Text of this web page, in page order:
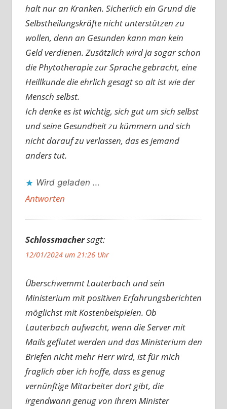
halt nur an Kranken. Sicherlich ein Grund die
Selbstheilungskräfte nicht unterstützen zu
wollen, denn an Gesunden kann man kein
Geld verdienen. Zusätzlich wird ja sogar schon
die Phytotherapie zur Sprache gebracht, eine
Heillkunde die ehrlich gesagt so alt ist wie der
Mensch selbst.
Ich denke es ist wichtig, sich gut um sich selbst
und seine Gesundheit zu kümmern und sich
nicht darauf zu verlassen, das es jemand
anders tut.
Wird geladen …
Antworten
Schlossmachersagt:
12/01/2024 um 21:26 Uhr
Überschwemmt Lauterbach und sein
Ministerium mit positiven Erfahrungsberichten
möglichst mit Kostenbeispielen. Ob
Lauterbach aufwacht, wenn die Server mit
Mails geflutet werden und das Ministerium den
Briefen nicht mehr Herr wird, ist für mich
fraglich aber ich hoffe, dass es genug
vernünftige Mitarbeiter dort gibt, die
irgendwann genug von ihrem Minister